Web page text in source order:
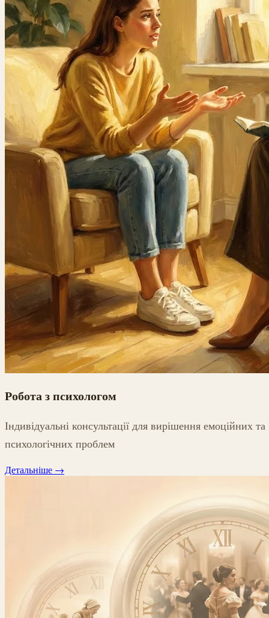
Робота з психологом
Індивідуальні консультації для вирішення емоційних та
психологічних проблем
Детальніше →